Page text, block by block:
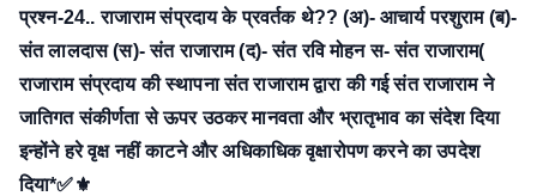
प्रश्न-24.. राजाराम संप्रदाय के प्रवर्तक थे?? (अ)- आचार्य परशुराम (ब)-
संत लालदास (स)- संत राजाराम (द)- संत रवि मोहन स- संत राजाराम(
राजाराम संप्रदाय की स्थापना संत राजाराम द्वारा की गई संत राजाराम ने
जातिगत संकीर्णता से ऊपर उठकर मानवता और भ्रातृभाव का संदेश दिया
इन्होंने हरे वृक्ष नहीं काटने और अधिकाधिक वृक्षारोपण करने का उपदेश
दिया*✅⚜